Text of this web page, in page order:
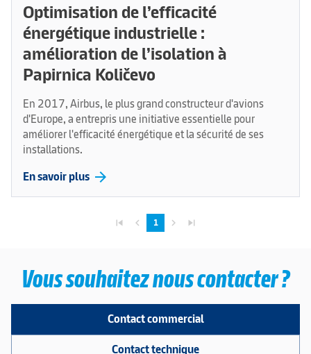
Optimisation de l’efficacité
énergétique industrielle :
amélioration de l’isolation à
Papirnica Količevo
En 2017, Airbus, le plus grand constructeur d'avions
d'Europe, a entrepris une initiative essentielle pour
améliorer l'efficacité énergétique et la sécurité de ses
installations.
En savoir plus arrow_forward
skip_previous navigate_before 1 navigate_next skip_next
Vous souhaitez nous contacter ?
Contact commercial
Contact technique